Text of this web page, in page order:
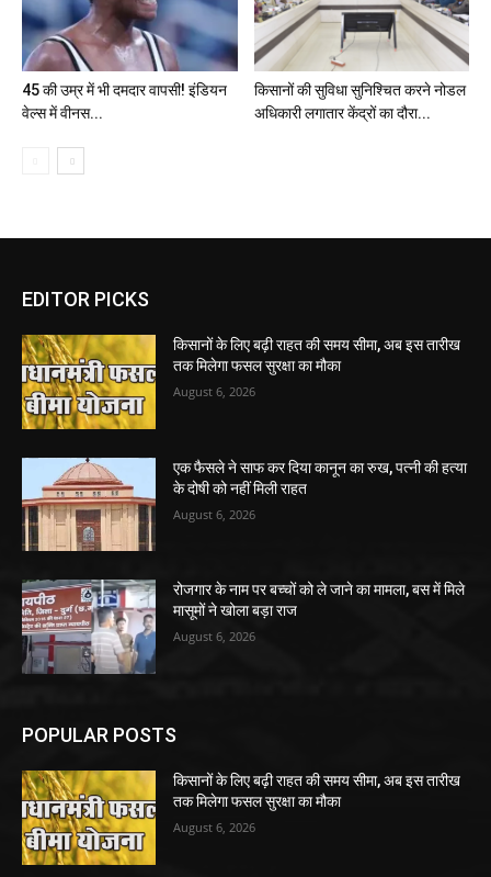
45 की उम्र में भी दमदार वापसी! इंडियन
वेल्स में वीनस...
किसानों की सुविधा सुनिश्चित करने नोडल
अधिकारी लगातार केंद्रों का दौरा...
EDITOR PICKS
किसानों के लिए बढ़ी राहत की समय सीमा, अब इस तारीख
तक मिलेगा फसल सुरक्षा का मौका
August 6, 2026
एक फैसले ने साफ कर दिया कानून का रुख, पत्नी की हत्या
के दोषी को नहीं मिली राहत
August 6, 2026
रोजगार के नाम पर बच्चों को ले जाने का मामला, बस में मिले
मासूमों ने खोला बड़ा राज
August 6, 2026
POPULAR POSTS
किसानों के लिए बढ़ी राहत की समय सीमा, अब इस तारीख
तक मिलेगा फसल सुरक्षा का मौका
August 6, 2026